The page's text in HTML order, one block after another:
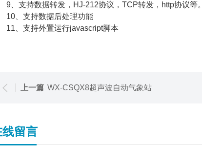
支持数据转发，HJ-212协议，TCP转发，http协议等。
支持数据后处理功能
支持外置运行javascript脚本
上一篇 WX-CSQX8超声波自动气象站
线留言